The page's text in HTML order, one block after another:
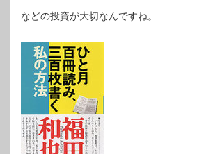
などの投資が大切なんですね。